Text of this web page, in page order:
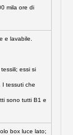
mila ore di
e lavabile.
essi si
I tessuti che
sono tutti B1 e
box luce lato;